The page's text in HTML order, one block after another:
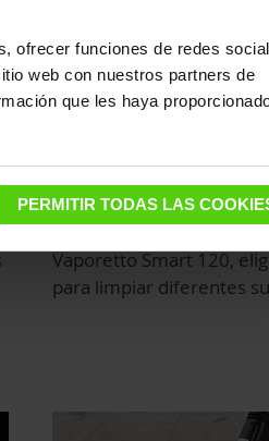
ofrecer funciones de redes
web con nuestros partners de
que les haya
PERMITIR TODAS LAS
Eficaz en distintas
Con los accesorios
Vaporetto Smart 120,
para limpiar diferentes